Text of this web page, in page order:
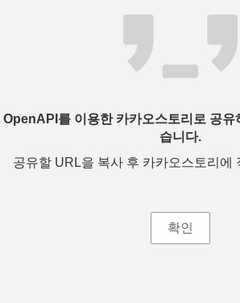
OpenAPI를 이용한 카카오스토리로 공유
습니다.
공유할 URL을 복사 후 카카오스토리에
확인